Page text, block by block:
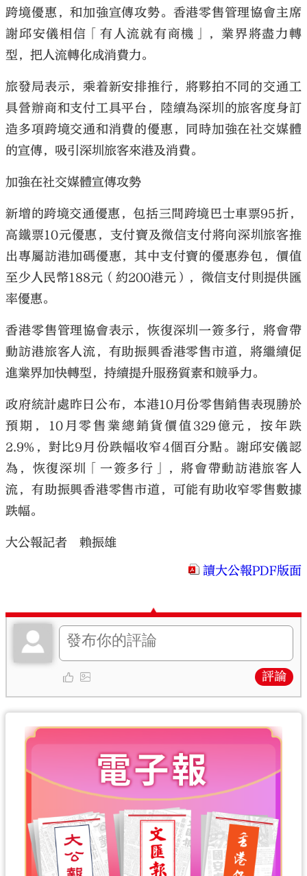
跨境優惠，和加強宣傳攻勢。香港零售管理協會主席
謝邱安儀相信「有人流就有商機」，業界將盡力轉
型，把人流轉化成消費力。
旅發局表示，乘着新安排推行，將夥拍不同的交通工
具營辦商和支付工具平台，陸續為深圳的旅客度身訂
造多項跨境交通和消費的優惠，同時加強在社交媒體
的宣傳，吸引深圳旅客來港及消費。
加強在社交媒體宣傳攻勢
新增的跨境交通優惠，包括三間跨境巴士車票95折，
高鐵票10元優惠，支付寶及微信支付將向深圳旅客推
出專屬訪港加碼優惠，其中支付寶的優惠券包，價值
至少人民幣188元（約200港元），微信支付則提供匯
率優惠。
香港零售管理協會表示，恢復深圳一簽多行，將會帶
動訪港旅客人流，有助振興香港零售市道，將繼續促
進業界加快轉型，持續提升服務質素和競爭力。
政府統計處昨日公布，本港10月份零售銷售表現勝於
預期，10月零售業總銷貨價值329億元，按年跌
2.9%，對比9月份跌幅收窄4個百分點。謝邱安儀認
為，恢復深圳「一簽多行」，將會帶動訪港旅客人
流，有助振興香港零售市道，可能有助收窄零售數據
跌幅。
大公報記者 賴振雄
讀大公報PDF版面
評論